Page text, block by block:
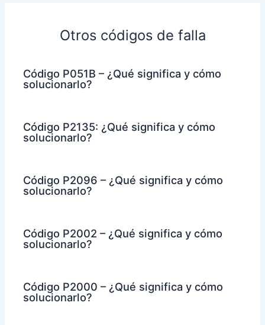
Otros códigos de falla
Código P051B – ¿Qué significa y cómo
solucionarlo?
Código P2135: ¿Qué significa y cómo
solucionarlo?
Código P2096 – ¿Qué significa y cómo
solucionarlo?
Código P2002 – ¿Qué significa y cómo
solucionarlo?
Código P2000 – ¿Qué significa y cómo
solucionarlo?